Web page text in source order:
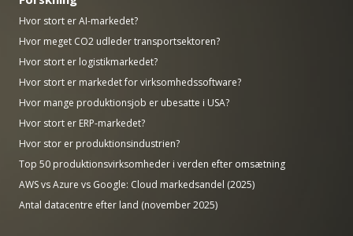
Hvor stort er AI-markedet?
Hvor meget CO2 udleder transportsektoren?
Hvor stort er logistikmarkedet?
Hvor stort er markedet for virksomhedssoftware?
Hvor mange produktionsjob er ubesatte i USA?
Hvor stort er ERP-markedet?
Hvor stor er produktionsindustrien?
Top 50 produktionsvirksomheder i verden efter omsætning
AWS vs Azure vs Google: Cloud markedsandel (2025)
Antal datacentre efter land (november 2025)